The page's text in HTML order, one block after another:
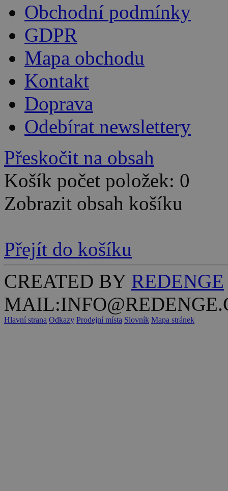
Obchodní podmínky
GDPR
Mapa obchodu
Kontakt
Doprava
Odebírat newslettery
Přeskočit na obsah
Košík počet položek: 0
Zobrazit obsah košíku
Přejít do košíku
CREATED BY REDENGE
Hlavní strana Odkazy Prodejní místa Slovník Mapa stránek